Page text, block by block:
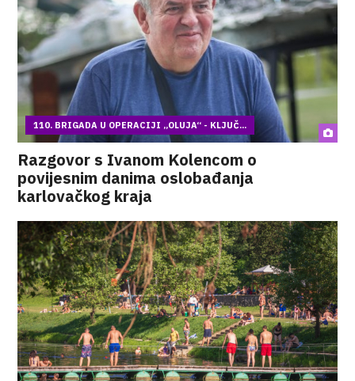
110. BRIGADA U OPERACIJI „OLUJA“ - KLJUČ...
Razgovor s Ivanom Kolencom o
povijesnim danima oslobađanja
karlovačkog kraja